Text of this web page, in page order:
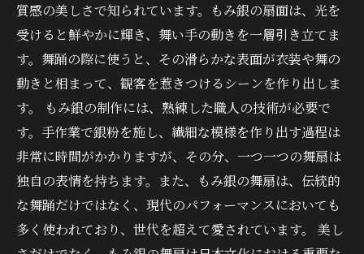
質感の美しさで知られています。もみ銀の扇面は、光を
受けると鮮やかに輝き、舞い手の動きを一層引き立てま
す。舞踊の際に使うと、その滑らかな表面が衣装や舞の
動きと相まって、観客を惹きつけるシーンを作り出しま
す。 もみ銀の制作には、熟練した職人の技術が必要で
す。手作業で銀粉を施し、繊細な模様を作り出す過程は
非常に時間がかかりますが、その分、一つ一つの舞扇は
独自の表情を持ちます。また、もみ銀の舞扇は、伝統的
な舞踊だけではなく、現代のパフォーマンスにおいても
多く使われており、世代を超えて愛されています。 美し